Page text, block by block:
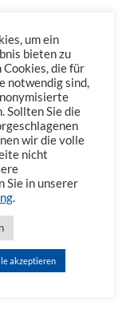
Impressum
um ein
bieten zu
Cookies, die für
notwendig sind,
Sollten Sie die
wir die volle
nicht
Sie in unserer
.
akzeptieren